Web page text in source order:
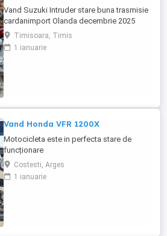
Vand Suzuki Intruder stare buna trasmisie
cardanimport Olanda decembrie 2025
inmatriculat RO IN FEBRUARIE Nu raspund
la mesaje.Schimb cu ATV plus sau minus
diferenta
Timisoara, Timis
1 ianuarie
Vand Honda VFR 1200X
Motocicleta este in perfecta stare de
funcționare
Costesti, Arges
1 ianuarie